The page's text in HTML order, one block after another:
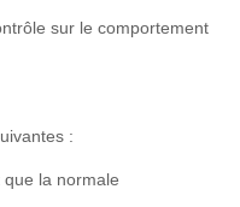
sur le comportement
:
la normale